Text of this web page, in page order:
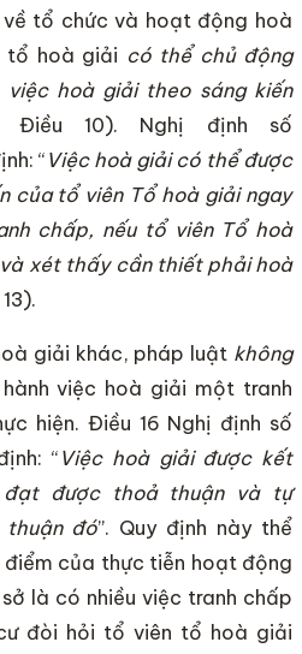
tổ chức và hoạt động hoà
tổ hoà giải có thể chủ động
hoà giải theo sáng kiến
Điều 10). Nghị định số
“Việc hoà giải có thể được
của tổ viên Tổ hoà giải ngay
chấp, nếu tổ viên Tổ hoà
xét thấy cần thiết phải hoà
giải khác, pháp luật không
việc hoà giải một tranh
hiện. Điều 16 Nghị định số
“ Việc hoà giải được kết
được thoả thuận và tự
thuận đó”. Quy định này thể
của thực tiễn hoạt động
là có nhiều việc tranh chấp
đòi hỏi tổ viên tổ hoà giải